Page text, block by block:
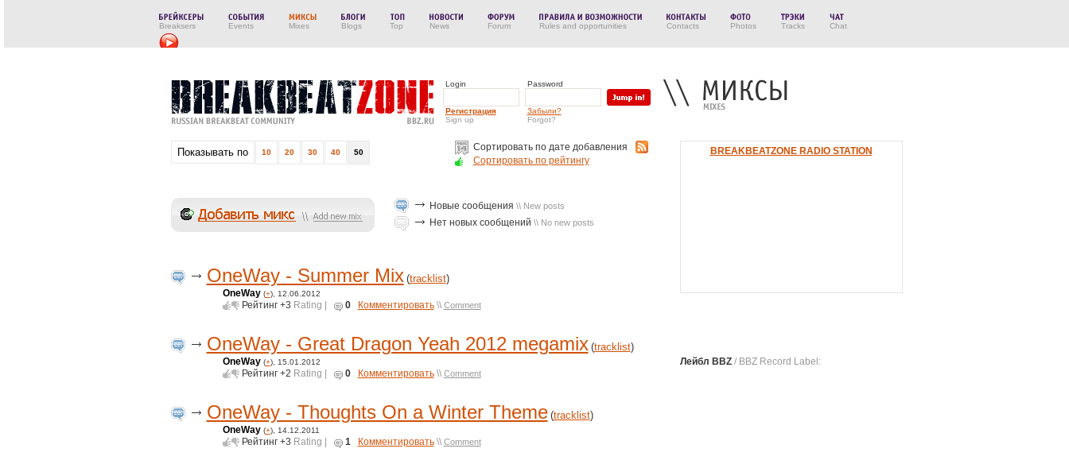
Breaksers Events Mixes Blogs Top News Forum Rules and opportunities Contacts Photos Tracks Chat
Login Password
Регистрация
Sign up
Забыли?
Forgot?
Показывать по 10 20 30 40 50
Сортировать по дате добавления
Сортировать по рейтингу
Новые сообщения \\ New posts
Нет новых сообщений \\ No new posts
OneWay - Summer Mix (tracklist)
OneWay(+), 12.06.2012
Рейтинг +3 Rating | 0 Комментировать \\ Comment
OneWay - Great Dragon Yeah 2012 megamix (tracklist)
OneWay(+), 15.01.2012
Рейтинг +2 Rating | 0 Комментировать \\ Comment
OneWay - Thoughts On a Winter Theme (tracklist)
OneWay(+), 14.12.2011
Рейтинг +3 Rating | 1 Комментировать \\ Comment
BREAKBEATZONE RADIO STATION
Лейбл BBZ/ BBZ Record Label: